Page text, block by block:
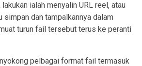
ialah menyalin URL reel, atau
simpan dan tampalkannya dalam
turun fail tersebut terus ke peranti
pelbagai format fail termasuk